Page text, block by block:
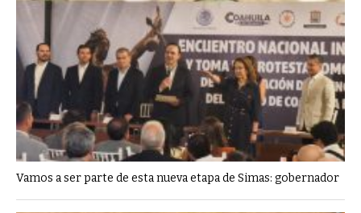
Vamos a ser parte de esta nueva etapa de Simas: gobernador